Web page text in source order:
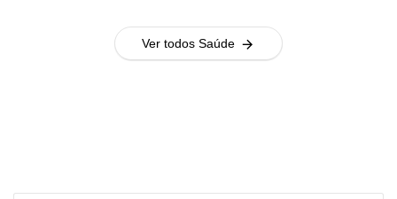
Ver todos Saúde